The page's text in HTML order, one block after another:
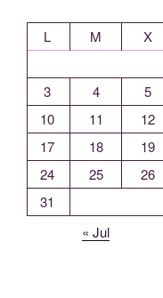
L
M X
3
4 5
10
11 12
17
18 19
24
25 26
31
« Jul